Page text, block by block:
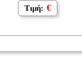
Τιμή: €